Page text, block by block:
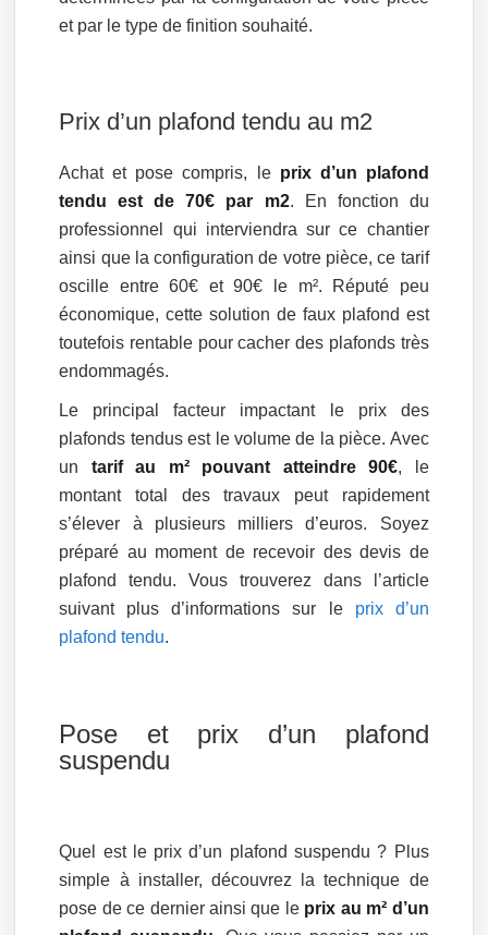
et par le type de finition souhaité.
Prix d’un plafond tendu au m2
Achat et pose compris, le prix d’un plafond
tendu est de 70€ par m2. En fonction du
professionnel qui interviendra sur ce chantier
ainsi que la configuration de votre pièce, ce tarif
oscille entre 60€ et 90€ le m². Réputé peu
économique, cette solution de faux plafond est
toutefois rentable pour cacher des plafonds très
endommagés.
Le principal facteur impactant le prix des
plafonds tendus est le volume de la pièce. Avec
un tarif au m² pouvant atteindre 90€, le
montant total des travaux peut rapidement
s’élever à plusieurs milliers d’euros. Soyez
préparé au moment de recevoir des devis de
plafond tendu. Vous trouverez dans l’article
suivant plus d’informations sur le prix d’un
plafond tendu.
Pose et prix d’un plafond
suspendu
Quel est le prix d’un plafond suspendu ? Plus
simple à installer, découvrez la technique de
pose de ce dernier ainsi que le prix au m² d’un